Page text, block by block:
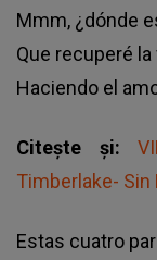
Mmm, ¿dónde
Que recuperé la
Haciendo el
Citește și:
Timberlake- Sin
Estas cuatro